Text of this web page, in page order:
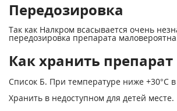
Передозировка
Так как Налкром всасывается очень
передозировка препарата
Как хранить препарат
Список Б. При температуре ниже +30°С в
Хранить в недоступном для детей месте.